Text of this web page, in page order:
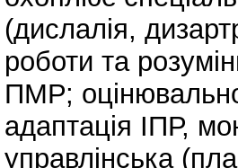
(дислалія,
роботи та
ПМР;
адаптація ІПР,
управлінська